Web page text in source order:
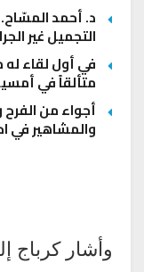
د. أحمد
التجميل غير
في أول لقاء له
متألقاً في
أجواء من
والمشاهير في
وأشار كرباج